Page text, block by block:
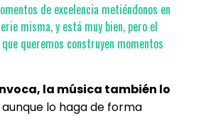
de excelencia metiéndonos en
misma, y está muy bien, pero el
queremos construyen momentos
la música también lo
lo haga de forma